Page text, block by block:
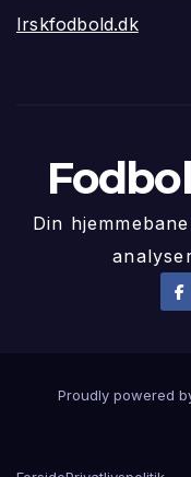
Irskfodbold.dk
Din
Proudly powered